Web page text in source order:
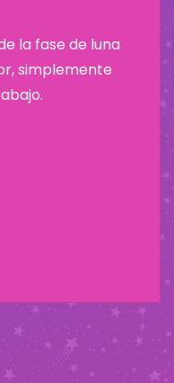
la fase de luna
simplemente